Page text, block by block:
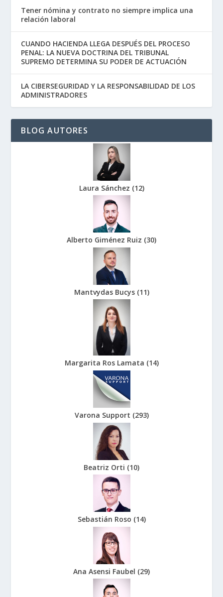
Tener nómina y contrato no siempre implica una
relación laboral
CUANDO HACIENDA LLEGA DESPUÉS DEL PROCESO
PENAL: LA NUEVA DOCTRINA DEL TRIBUNAL
SUPREMO DETERMINA SU PODER DE ACTUACIÓN
LA CIBERSEGURIDAD Y LA RESPONSABILIDAD DE LOS
ADMINISTRADORES
BLOG AUTORES
Laura Sánchez (12)
Alberto Giménez Ruiz (30)
Mantvydas Bucys (11)
Margarita Ros Lamata (14)
Varona Support (293)
Beatriz Orti (10)
Sebastián Roso (14)
Ana Asensi Faubel (29)